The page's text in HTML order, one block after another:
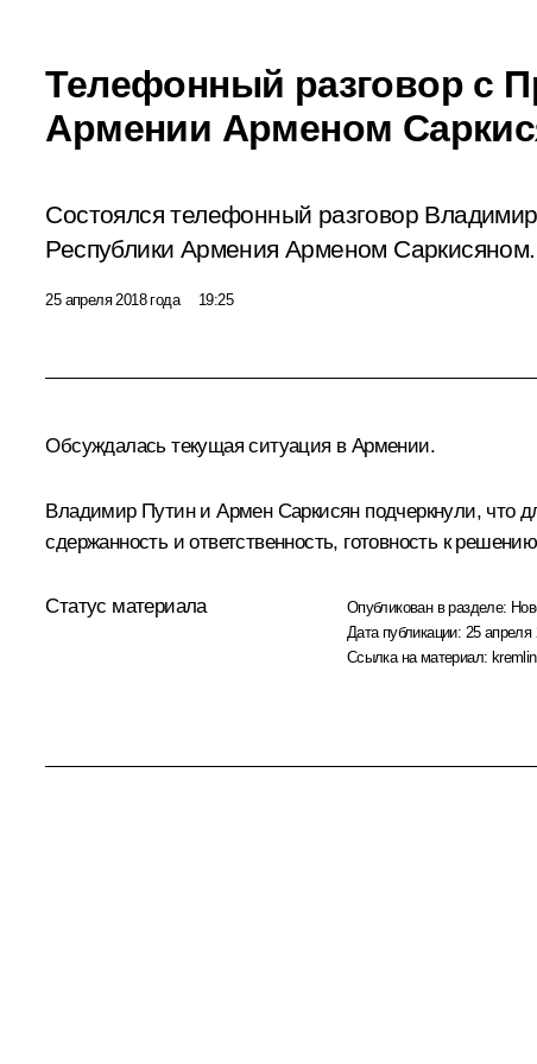
Телефонный разговор с
Армении Арменом
Состоялся телефонный разговор
Республики Армения Арменом Саркисяном.
25 апреля 2018 года 19:25
Обсуждалась текущая ситуация в Армении.
Владимир Путин иАрмен Саркисянподчеркнули, что
сдержанность и ответственность, готовность к
Статус материала Опубликован в разделе:
Дата публикации: 25 апреля
Ссылка на материал: